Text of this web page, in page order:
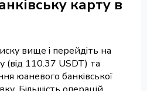
карту в
вище і перейдіть на
(від 110.37 USDT) та
юаневого банківської